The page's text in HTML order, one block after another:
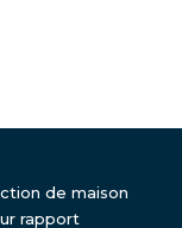
de maison
rapport